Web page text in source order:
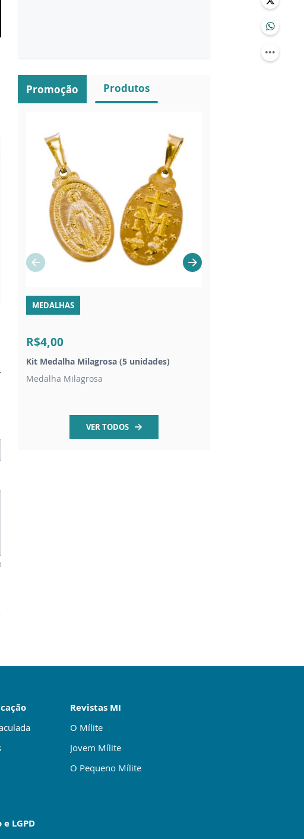
Promoção Produtos
MEDALHAS
R$4,00
Kit Medalha Milagrosa (5 unidades)
Medalha Milagrosa
VER TODOS
Revistas MI
O Mílite
Jovem Mílite
O Pequeno Mílite
LGPD